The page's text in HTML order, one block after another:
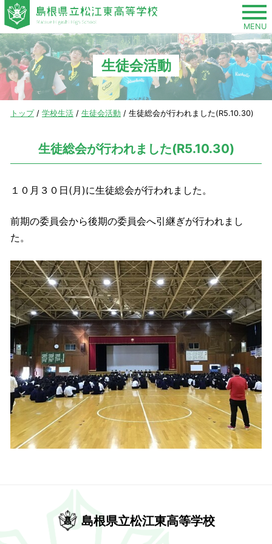
このページの本文へ
MENU
生徒会活動
現
トップ/ 学校生活 / 生徒会活動 / 生徒総会が行われました(R5.10.30)
生徒総会が行われました(R5.10.30)
１０月３０日(月)に生徒総会が行われました。
前期の委員会から後期の委員会へ引継ぎが行われまし
た。
島根県立松江東高等学校